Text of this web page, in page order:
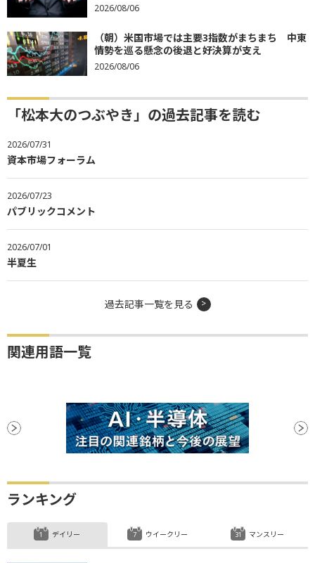
2026/08/06
（朝）米国市場では主要3指数がまちまち 中東
情勢を巡る懸念の後退と好決算が支え
2026/08/06
「松本大のつぶやき」の過去記事を読む
2026/07/31
資本市場フォーラム
2026/07/23
パブリックコメント
2026/07/01
半夏生
過去記事一覧を見る
関連用語一覧
ランキング
デイリー ウイークリー マンスリー